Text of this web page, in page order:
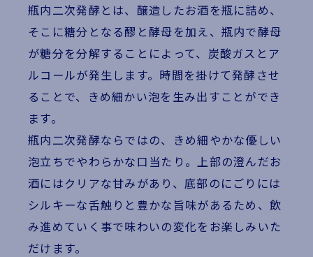
瓶内二次発酵とは、醸造したお酒を瓶に詰め、
そこに糖分となる醪と酵母を加え、瓶内で酵母
が糖分を分解することによって、炭酸ガスとア
ルコールが発生します。時間を掛けて発酵させ
ることで、きめ細かい泡を生み出すことができ
ます。
瓶内二次発酵ならではの、きめ細やかな優しい
泡立ちでやわらかな口当たり。上部の澄んだお
酒にはクリアな甘みがあり、底部のにごりには
シルキーな舌触りと豊かな旨味があるため、飲
み進めていく事で味わいの変化をお楽しみいた
だけます。